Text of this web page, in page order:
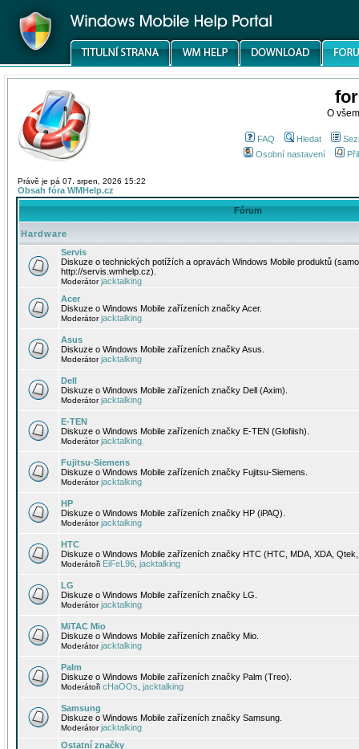
O
FAQ Hledat
Osobní nastavení
Právě je pá 07. srpen, 2026 15:22
Obsah fóra WMHelp.cz
Fórum
Hardware
Servis
Diskuze o technických potížích a opravách Windows Mobile produktů
http://servis.wmhelp.cz).
Moderátorjacktalking
Acer
Diskuze o Windows Mobile zařízeních značky Acer.
Moderátorjacktalking
Asus
Diskuze o Windows Mobile zařízeních značky Asus.
Moderátorjacktalking
Dell
Diskuze o Windows Mobile zařízeních značky Dell (Axim).
Moderátorjacktalking
E-TEN
Diskuze o Windows Mobile zařízeních značky E-TEN (Glofiish).
Moderátorjacktalking
Fujitsu-Siemens
Diskuze o Windows Mobile zařízeních značky Fujitsu-Siemens.
Moderátorjacktalking
HP
Diskuze o Windows Mobile zařízeních značky HP (iPAQ).
Moderátorjacktalking
HTC
Diskuze o Windows Mobile zařízeních značky HTC (HTC, MDA, XDA,
Moderátoři EiFeL96 jacktalking
LG
Diskuze o Windows Mobile zařízeních značky LG.
Moderátorjacktalking
MiTAC Mio
Diskuze o Windows Mobile zařízeních značky Mio.
Moderátorjacktalking
Palm
Diskuze o Windows Mobile zařízeních značky Palm (Treo).
Moderátoři cHaOOs jacktalking
Samsung
Diskuze o Windows Mobile zařízeních značky Samsung.
Moderátorjacktalking
Ostatní značky